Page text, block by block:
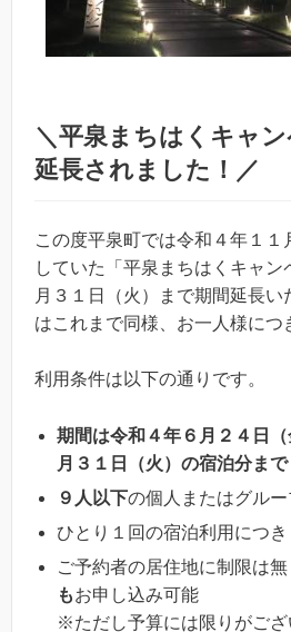
＼平泉まちはくキャ
延長されました！／
この度平泉町では令和４年１１
していた「平泉まちはくキャン
月３１日（火）まで期間延長
はこれまで同様、お一人様につ
利用条件は以下の通りです。
期間は令和４年６月２４日
月３１日（火）の宿泊分まで
９人以下の個人またはグルー
ひとり１回の宿泊利用につき
ご予約者の居住地に制限は無
もお申し込み可能
※ただし予算には限りがござ